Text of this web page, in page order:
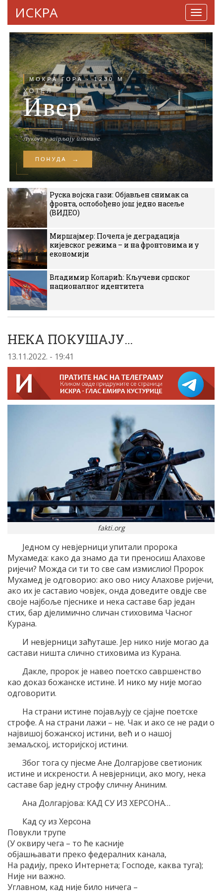
ИСКРА
Руска војска гази: Објављен снимак са
фронта, ослобођено још једно насеље
(ВИДЕО)
Миршајмер: Почела је деградација
кијевског режима – и на фронтовима и у
економији
Владимир Коларић: Кључеви српског
националног идентитета
НЕКА ПОКУШАЈУ…
13.11.2022. - 19:41
fakti.org
Једном су невјерници упитали пророка
Мухамеда: како да знамо да ти преносиш Алахове
ријечи? Можда си ти то све сам измислио! Пророк
Мухамед је одговорио: ако ово нису Алахове ријечи,
ако их је саставио човјек, онда доведите овдје све
своје најбоље пјеснике и нека саставе бар један
стих, бар дјелимично сличан стиховима Часног
Курана.
И невјерници заћуташе. Јер нико није могао да
састави ништа слично стиховима из Курана.
Дакле, пророк је навео поетско савршенство
као доказ божанске истине. И нико му није могао
одговорити.
На страни истине појављују се сјајне поетске
строфе. А на страни лажи – не. Чак и ако се не ради о
највишој божанској истини, већ и о нашој
земаљској, историјској истини.
Због тога су пјесме Ане Долгарјове светионик
истине и искрености. А невјерници, ако могу, нека
саставе бар једну строфу сличну Аниним.
Ана Долгарјова: КАД СУ ИЗ ХЕРСОНА…
Кад су из Херсона
Повукли трупе
(У оквиру чега – то ће касније
објашњавати преко федералних канала,
На радију, преко Интернета; Господе, каква туга);
Није ни важно.
Углавном, кад није било ничега –